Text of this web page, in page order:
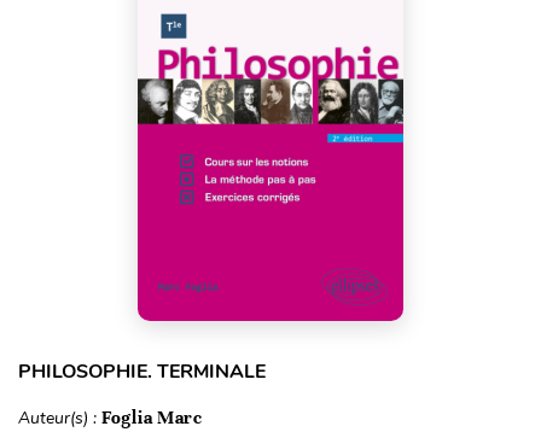
PHILOSOPHIE. TERMINALE
Auteur(s) : Foglia Marc